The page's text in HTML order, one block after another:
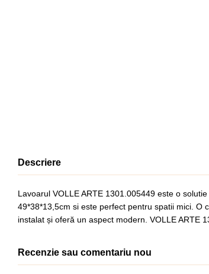
Descriere
Lavoarul VOLLE ARTE 1301.005449 este o
49*38*13,5cm si este perfect pentru spatii mici.
instalat și oferă un aspect modern. VOLLE ARTE
Recenzie sau comentariu nou